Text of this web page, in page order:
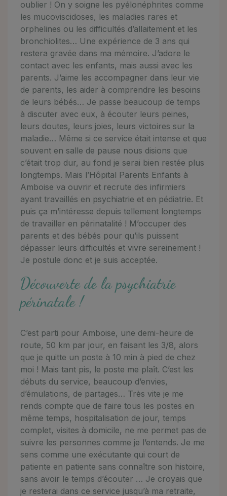
oublier ! On y soigne les pyélonéphrites comme
les mucoviscidoses, les maladies rares et
orphelines ou les difficultés d’allaitement et les
bronchiolites… Une expérience de 3 ans qui
restera gravée dans ma mémoire. J’adore le
contact avec les enfants, mais aussi avec les
parents. J’aime les accompagner dans leur vie
de parents, les aider à comprendre les besoins
de leurs bébés… Je passe beaucoup de temps
à discuter avec eux, à écouter leurs peines,
leurs doutes, leurs joies, leurs victoires sur la
maladie… Même si ce service était intense et que
souvent en salle de pause nous disions que
c’était trop dur, au fond je serai bien restée plus
longtemps. Mais l’Hôpital Parents Enfants à
Amboise va ouvrir et recrute des infirmiers
ayant travaillés en psychiatrie et en pédiatrie. Et
puis ça m’intéresse depuis tellement longtemps
de travailler en périnatalité ! M’occuper des
parents et des bébés pour qu’ils puissent
dépasser leurs difficultés et vivre sereinement !
Je postule donc et je suis acceptée.
Découverte de la psychiatrie
périnatale !
C’est parti pour Amboise, une demi-heure de
route, 50 km par jour, en faisant les 3/8, alors
que je quitte un poste à 10 min à pied de chez
moi ! Mais tant pis, le poste me plaît. C’est les
débuts du service, beaucoup d’envies,
d’émulations, de partages… Très vite je me
rends compte que de faire tous les postes en
même temps, hospitalisation de jour, temps
complet, visites à domicile, ne me permet pas de
suivre les personnes comme je l’entends. Je me
sens comme une exécutante qui court de
patiente en patiente sans connaître son histoire,
sans avoir le temps d’écouter … Je croyais que
je resterai dans ce service jusqu’à ma retraite,